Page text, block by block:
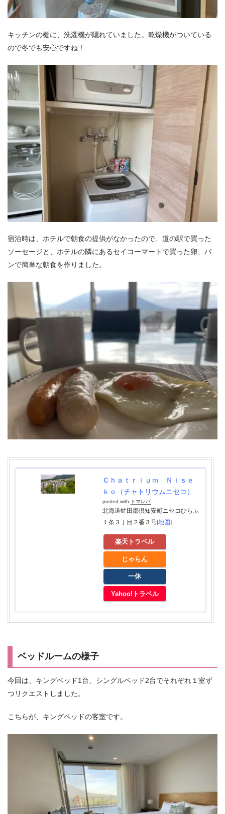
キッチンの棚に、洗濯機が隠れていました。乾燥機がついている
ので冬でも安心ですね！
宿泊時は、ホテルで朝食の提供がなかったので、道の駅で買った
ソーセージと、ホテルの隣にあるセイコーマートで買った卵、パ
ンで簡単な朝食を作りました。
Ｃｈａｔｒｉｕｍ Ｎｉｓｅ
ｋｏ（チャトリウムニセコ）
posted with トマレバ
北海道虻田郡倶知安町ニセコひらふ
１条３丁目２番３号[地図]
楽天トラベル
じゃらん
一休
Yahoo!トラベル
ベッドルームの様子
今回は、キングベッド1台、シングルベッド2台でそれぞれ１室ず
つリクエストしました。
こちらが、キングベッドの客室です。